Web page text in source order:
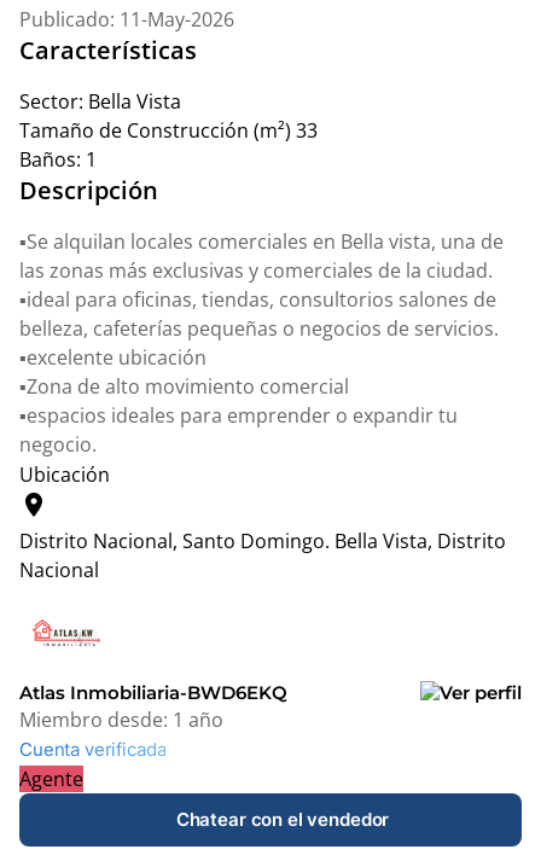
Publicado: 11-May-2026
Características
Sector: Bella Vista
Tamaño de Construcción (m²) 33
Baños: 1
Descripción
▪️Se alquilan locales comerciales en Bella vista, una de
las zonas más exclusivas y comerciales de la ciudad.
▪️ideal para oficinas, tiendas, consultorios salones de
belleza, cafeterías pequeñas o negocios de servicios.
▪️excelente ubicación
▪️Zona de alto movimiento comercial
▪️espacios ideales para emprender o expandir tu
negocio.
Ubicación
location_on
Distrito Nacional, Santo Domingo. Bella Vista, Distrito
Nacional
+
−
Atlas Inmobiliaria-BWD6EKQ
Miembro desde: 1 año
Cuenta verificada
Agente
Chatear con el vendedor